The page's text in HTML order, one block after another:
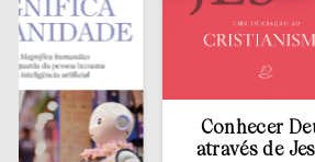
Conhecer Deus
através de Jesus